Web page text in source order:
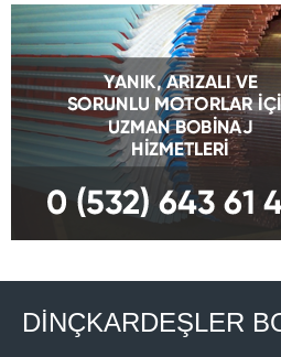
DİNÇKARDEŞLER